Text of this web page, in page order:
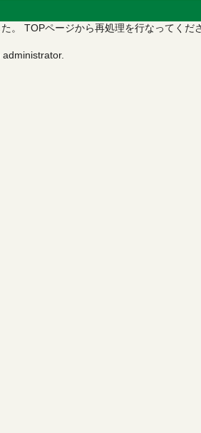
。 TOPページから再処理を行なってくだ